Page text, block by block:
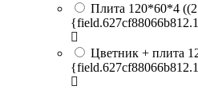
Плита 120*60*4
Цветник + плита